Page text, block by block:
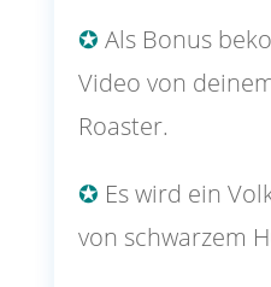
✪ Als Bonus
Video von
Roaster.
✪ Es wird ein
von schwarzem